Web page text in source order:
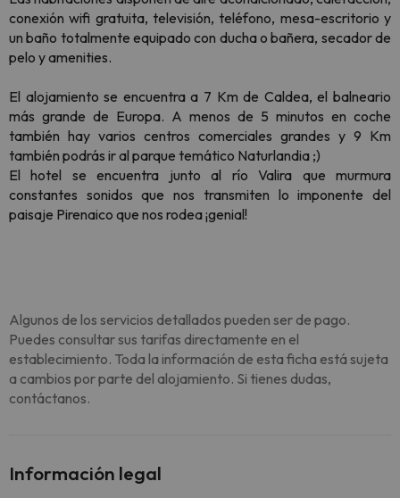
conexión wifi gratuita, televisión, teléfono, mesa-escritorio y
un baño totalmente equipado con ducha o bañera, secador de
pelo y amenities.
El alojamiento se encuentra a 7 Km de Caldea, el balneario
más grande de Europa. A menos de 5 minutos en coche
también hay varios centros comerciales grandes y 9 Km
también podrás ir al parque temático Naturlandia ;)
El hotel se encuentra junto al río Valira que murmura
constantes sonidos que nos transmiten lo imponente del
paisaje Pirenaico que nos rodea ¡genial!
Algunos de los servicios detallados pueden ser de pago.
Puedes consultar sus tarifas directamente en el
establecimiento. Toda la información de esta ficha está sujeta
a cambios por parte del alojamiento. Si tienes dudas,
contáctanos.
Información legal